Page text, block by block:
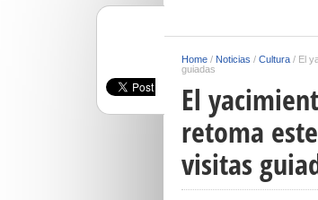
Home / Noticias / Cultura / El
guiadas
El
retoma
visitas